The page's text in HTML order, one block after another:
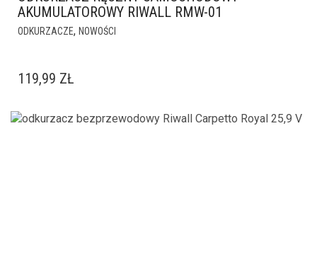
AKUMULATOROWY RIWALL RMW-01
ODKURZACZE, NOWOŚCI
119,99 ZŁ